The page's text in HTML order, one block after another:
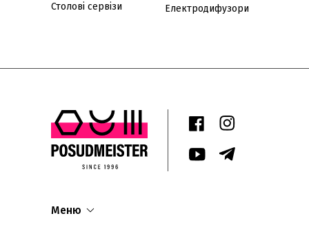
Столові сервізи
Електродифузори
Меню